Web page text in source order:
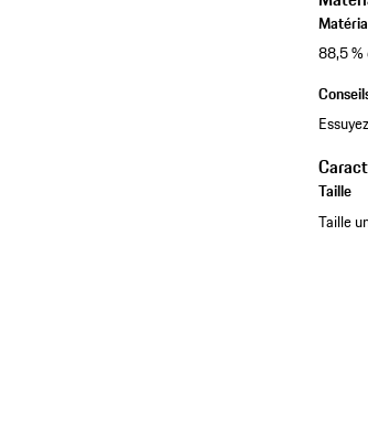
88,5
Taille
Taille